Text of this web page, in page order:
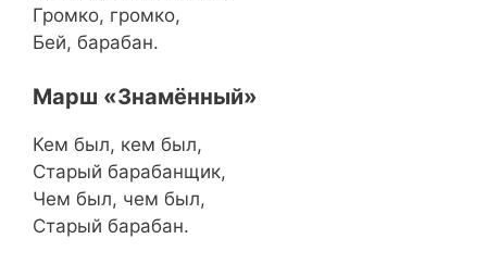
Громко, громко,
Бей, барабан.
Марш «Знамённый»
Кем был, кем был,
Старый барабанщик,
Чем был, чем был,
Старый барабан.